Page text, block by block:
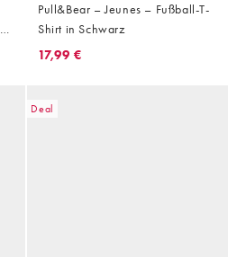
Pull&Bear – Jeunes – Fußball-T-
Shirt in Schwarz
17,99 €
Deal